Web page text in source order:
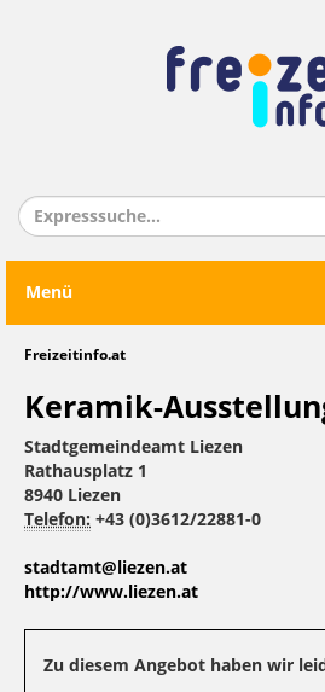
Menü
Freizeitinfo.at
Keramik-
Stadtgemeindeamt Liezen
Rathausplatz 1
8940 Liezen
Telefon: +43 (0)3612/22881-0
stadtamt@liezen.at
http://www.liezen.at
Zu diesem Angebot haben wir